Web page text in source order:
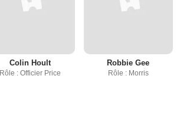
Colin Hoult
Rôle : Officier Price
Robbie Gee
Rôle : Morris